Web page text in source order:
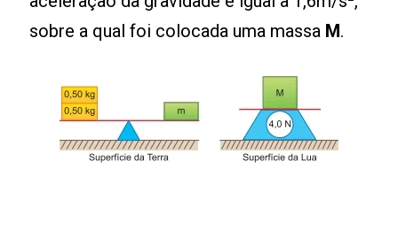
sobre a qual foi colocada uma massa M.